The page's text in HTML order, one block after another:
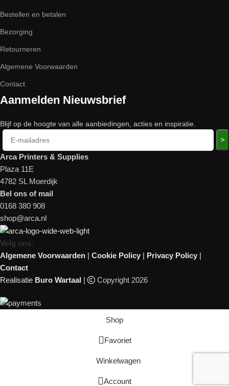
Bestellen en betalen
Bezorging
Retourneren
Algemene Voorwaarden
Contact
Aanmelden Nieuwsbrief
Blijf op de hoogte van alle aanbiedingen, acties en inspiratie.
>
Arca Printers & Supplies
Plaza 11E
4782 SL Moerdijk
Bel ons of mail
0168 380 908
shop@arca.nl
Volg ons:
Algemene Voorwaarden | Cookie Policy | Privacy Policy |
Contact
Realisatie Buro Wartaal | Copyright 2026
Shop
Favoriet
Winkelwagen
Account